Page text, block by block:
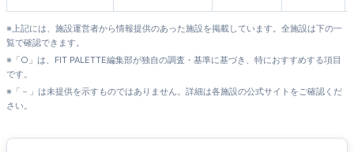
※上記には、施設運営者から情報提供のあった施設を掲載しています。全施設は下の一
覧で確認できます。
※「○」は、FIT PALETTE編集部が独自の調査・基準に基づき、特におすすめする項目
です。
※「－」は未提供を示すものではありません。詳細は各施設の公式サイトをご確認くだ
さい。